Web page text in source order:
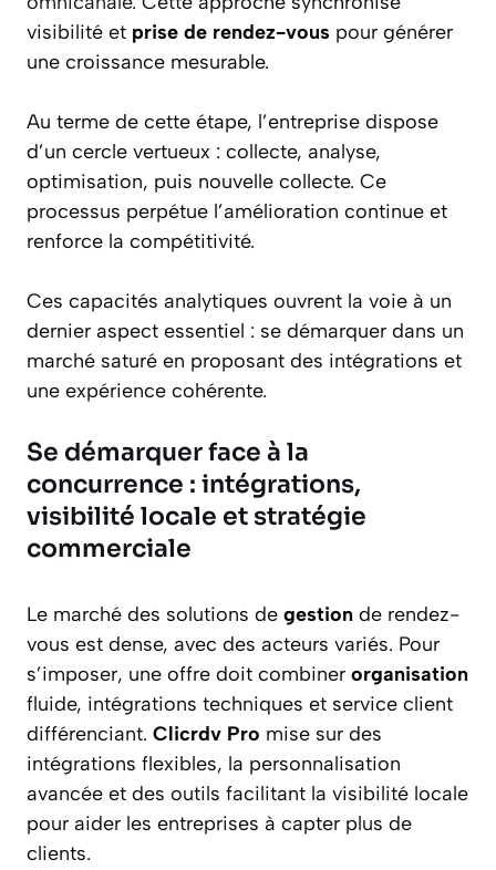
visibilité et prise de rendez-vous pour générer
une croissance mesurable.
Au terme de cette étape, l’entreprise dispose
d’un cercle vertueux : collecte, analyse,
optimisation, puis nouvelle collecte. Ce
processus perpétue l’amélioration continue et
renforce la compétitivité.
Ces capacités analytiques ouvrent la voie à un
dernier aspect essentiel : se démarquer dans un
marché saturé en proposant des intégrations et
une expérience cohérente.
Se démarquer face à la
concurrence : intégrations,
visibilité locale et stratégie
commerciale
Le marché des solutions de gestion de rendez-
vous est dense, avec des acteurs variés. Pour
s’imposer, une offre doit combiner organisation
fluide, intégrations techniques et service client
différenciant. Clicrdv Pro mise sur des
intégrations flexibles, la personnalisation
avancée et des outils facilitant la visibilité locale
pour aider les entreprises à capter plus de
clients.